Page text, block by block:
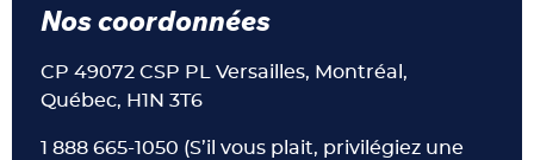
Nos coordonnées
CP 49072 CSP PL Versailles, Montréal,
Québec, H1N 3T6
1 888 665-1050 (S’il vous plait, privilégiez une